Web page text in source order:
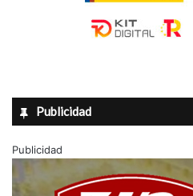
Publicidad
Publicidad